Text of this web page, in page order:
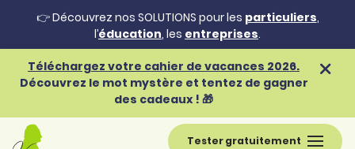
👉 Découvrez nos SOLUTIONS pour les particuliers,
l’éducation, les entreprises.
Téléchargez votre cahier de vacances 2026.
Découvrez le mot mystère et tentez de gagner
des cadeaux ! 🎁
Tester gratuitement